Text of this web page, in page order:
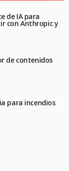
de IA para
con Anthropic y
de contenidos
para incendios